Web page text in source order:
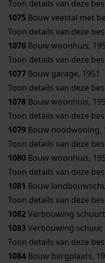
Toon details van deze
1075 Bouw veestal met
Toon details van deze
1076 Bouw woonhuis,
Toon details van deze
1077 Bouw garage, 1951
Toon details van deze
1078 Bouw woonhuis,
Toon details van deze
1079 Bouw noodwoning,
Toon details van deze
1080 Bouw woonhuis,
Toon details van deze
1081 Bouw
Toon details van deze
1082Verbouwing
1083Verbouwing schuur,
Toon details van deze
1084 Bouw bergplaats,